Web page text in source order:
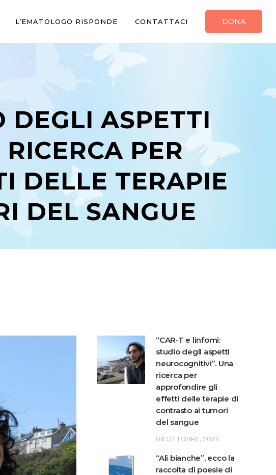
DONA
L’EMATOLOGO RISPONDE CONTATTACI
DEGLI ASPETTI
PER
DELLE TERAPIE
DEL SANGUE
“CAR-T e linfomi:
studio degli aspetti
neurocognitivi”. Una
ricerca per
approfondire gli
effetti delle terapie di
contrasto ai tumori
del sangue
08 OTTOBRE, 2024
“Ali bianche”, ecco la
raccolta di poesie di